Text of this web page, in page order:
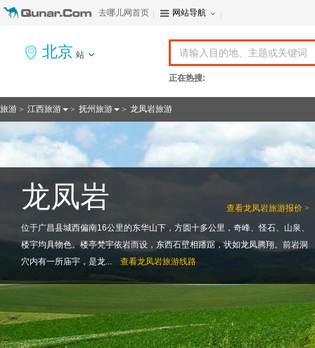
去哪儿网首页 网站导航
北京 站
正在热搜:
旅游 > 江西旅游 > 抚州旅游 > 龙凤岩旅游
查看龙凤岩旅游报价 >
龙凤岩
位于广昌县城西偏南16公里的东华山下，方圆十多公里，奇峰、怪石、山泉、
楼宇均具物色。楼亭梵宇依岩而设，东西石壁相蹯踞，状如龙凤腾翔。前岩洞
穴内有一所庙宇，是龙...
查看龙凤岩旅游线路